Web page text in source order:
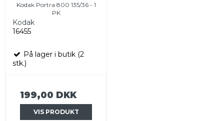
Kodak Portra 800 135/36 - 1
PK
Kodak
16455
På lager i butik (2
stk.)
199,00 DKK
VIS PRODUKT